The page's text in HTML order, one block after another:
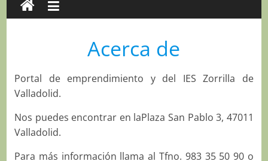
Acerca de
Portal de emprendimiento y del IES Zorrilla de
Valladolid.
Nos puedes encontrar en laPlaza San Pablo 3, 47011
Valladolid.
Para más información llama al Tfno. 983 35 50 90 o